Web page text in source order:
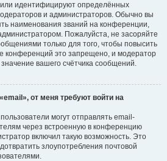
идентифицируют определённых
и администраторов. Обычно вы
наименования званий на конференции,
Пожалуйста, не засоряйте
только для того, чтобы повысить
конференций это запрещено, и модератор
вашего счётчика сообщений.
от меня требуют войти на
могут отправлять email-
через встроенную в конференцию
включил такую возможность. Это
злоупотребления почтовой